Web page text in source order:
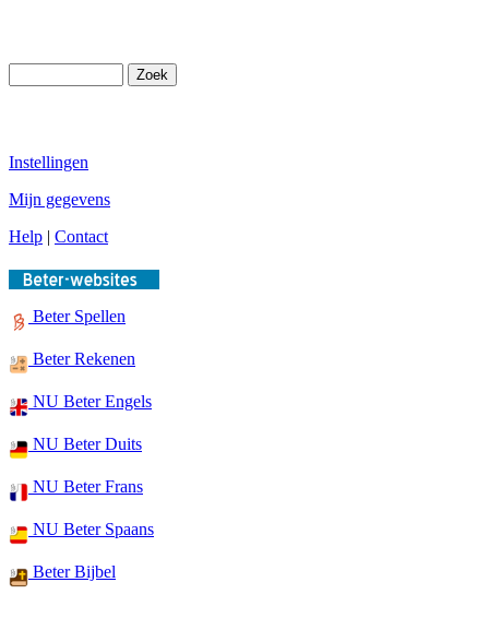
Instellingen
Mijn gegevens
Help | Contact
Beter Spellen
Beter Rekenen
NU Beter Engels
NU Beter Duits
NU Beter Frans
NU Beter Spaans
Beter Bijbel